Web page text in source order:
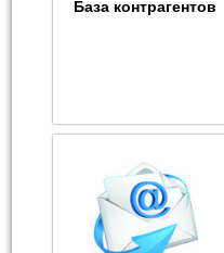
База контрагентов